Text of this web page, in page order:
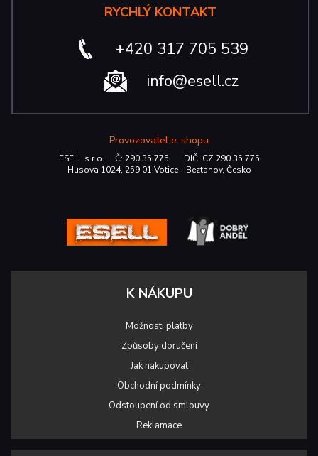
RYCHLÝ KONTAKT
+420 317 705 539
info@esell.cz
Provozovatel e-shopu
ESELL s.r.o. IČ: 290 35 775 DIČ: CZ 290 35 775
Husova 1024, 259 01 Votice - Beztahov, Česko
K NÁKUPU
Možnosti platby
Způsoby doručení
Jak nakupovat
Obchodní podmínky
Odstoupení od smlouvy
Reklamace